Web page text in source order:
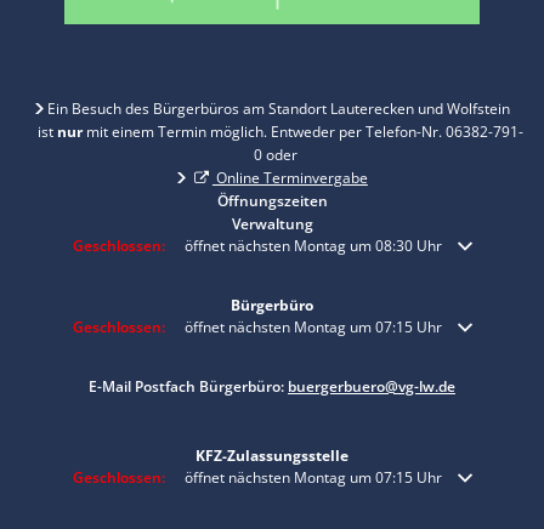
Ein Besuch des Bürgerbüros am Standort Lauterecken und Wolfstein
ist nurmit einem Termin möglich. Entweder per Telefon-Nr. 06382-791-
0 oder
Online Terminvergabe
Öffnungszeiten
Verwaltung
Klicken, um weitere Öffnungs- oder Schließzeiten auszublenden
Geschlossen: öffnet nächsten Montag um 08:30 Uhr
Bürgerbüro
Klicken, um weitere Öffnungs- oder Schließzeiten auszublenden
Geschlossen: öffnet nächsten Montag um 07:15 Uhr
E-Mail Postfach Bürgerbüro: buergerbuero@vg-lw.de
KFZ-Zulassungsstelle
Klicken, um weitere Öffnungs- oder Schließzeiten auszublenden
Geschlossen: öffnet nächsten Montag um 07:15 Uhr